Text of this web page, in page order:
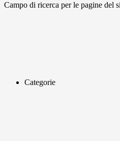
Campo di ricerca per le pagine del
Categorie